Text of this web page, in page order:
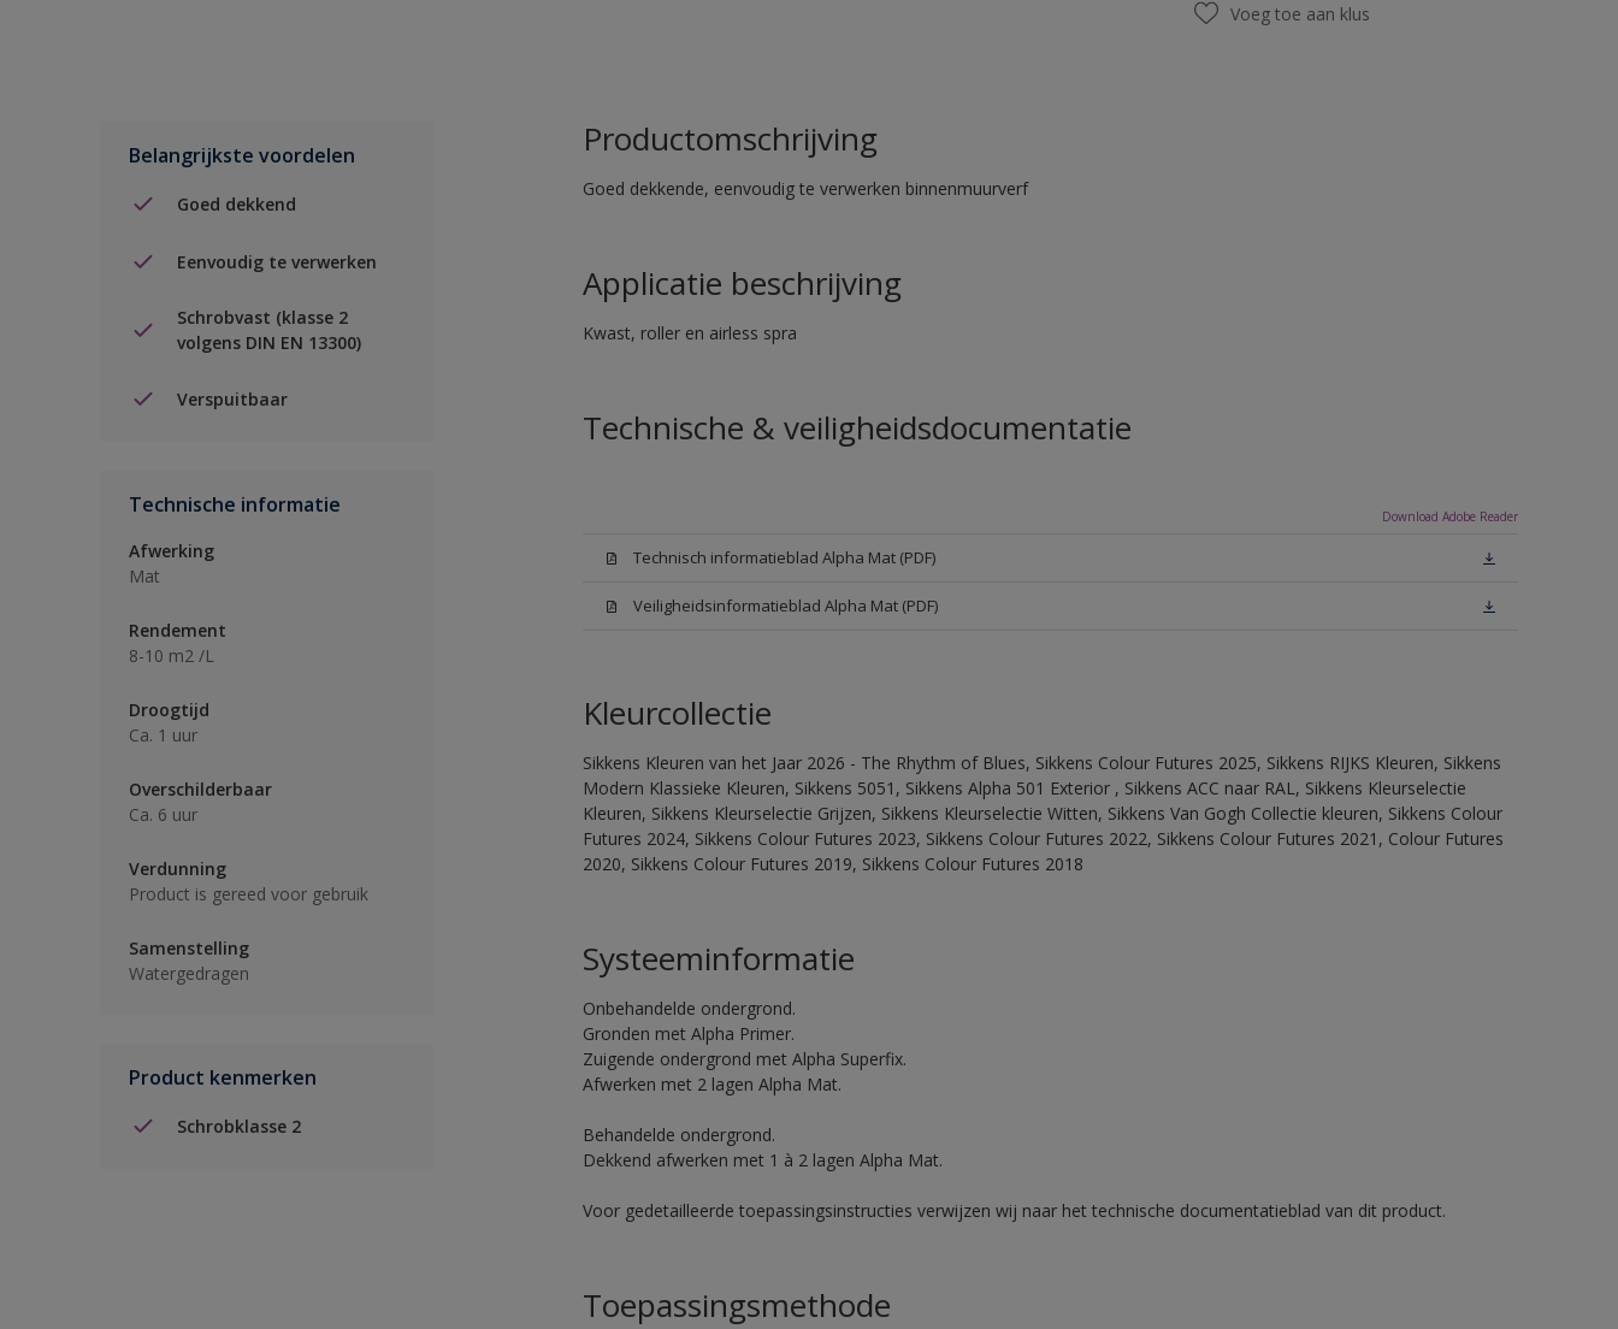
Voeg toe aan klus
Belangrijkste voordelen
Goed dekkend
Eenvoudig te verwerken
Schrobvast (klasse 2
volgens DIN EN 13300)
Verspuitbaar
Technische informatie
Afwerking
Mat
Rendement
8-10 m2 /L
Droogtijd
Ca. 1 uur
Overschilderbaar
Ca. 6 uur
Verdunning
Product is gereed voor gebruik
Samenstelling
Watergedragen
Product kenmerken
Schrobklasse 2
Productomschrijving
Goed dekkende, eenvoudig te verwerken binnenmuurverf
Applicatie beschrijving
Kwast, roller en airless spra
Technische & veiligheidsdocumentatie
Download Adobe Reader
Technisch informatieblad Alpha Mat (PDF)
Veiligheidsinformatieblad Alpha Mat (PDF)
Kleurcollectie
Sikkens Kleuren van het Jaar 2026 - The Rhythm of Blues, Sikkens Colour Futures 2025, Sikkens RIJKS Kleuren, Sikkens
Modern Klassieke Kleuren, Sikkens 5051, Sikkens Alpha 501 Exterior , Sikkens ACC naar RAL, Sikkens Kleurselectie
Kleuren, Sikkens Kleurselectie Grijzen, Sikkens Kleurselectie Witten, Sikkens Van Gogh Collectie kleuren, Sikkens Colour
Futures 2024, Sikkens Colour Futures 2023, Sikkens Colour Futures 2022, Sikkens Colour Futures 2021, Colour Futures
2020, Sikkens Colour Futures 2019, Sikkens Colour Futures 2018
Systeeminformatie
Onbehandelde ondergrond.
Gronden met Alpha Primer.
Zuigende ondergrond met Alpha Superfix.
Afwerken met 2 lagen Alpha Mat.
Behandelde ondergrond.
Dekkend afwerken met 1 à 2 lagen Alpha Mat.
Voor gedetailleerde toepassingsinstructies verwijzen wij naar het technische documentatieblad van dit product.
Toepassingsmethode